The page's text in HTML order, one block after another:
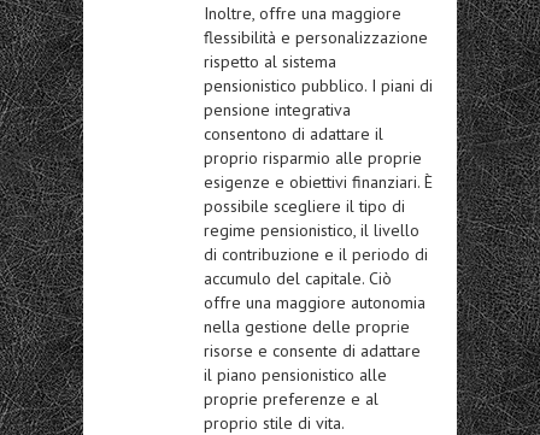
Inoltre, offre una maggiore
flessibilità e personalizzazione
rispetto al sistema
pensionistico pubblico. I piani di
pensione integrativa
consentono di adattare il
proprio risparmio alle proprie
esigenze e obiettivi finanziari. È
possibile scegliere il tipo di
regime pensionistico, il livello
di contribuzione e il periodo di
accumulo del capitale. Ciò
offre una maggiore autonomia
nella gestione delle proprie
risorse e consente di adattare
il piano pensionistico alle
proprie preferenze e al
proprio stile di vita.